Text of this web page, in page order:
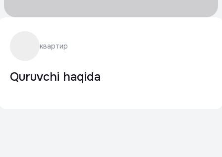
квартир
Quruvchi haqida